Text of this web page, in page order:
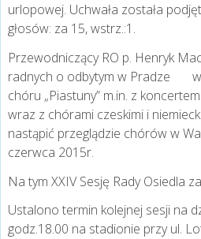
urlopowej. Uchwała została
głosów: za 15, wstrz.:1.
Przewodniczący RO p. Henryk
radnych o odbytym w Pradze
chóru „Piastuny” m.in. z
wraz z chórami czeskimi i
nastąpić przeglądzie chórów w
czerwca 2015r.
Na tym XXIV Sesję Rady Osiedla
Ustalono termin kolejnej sesji na
godz.18.00 na stadionie przy ul.